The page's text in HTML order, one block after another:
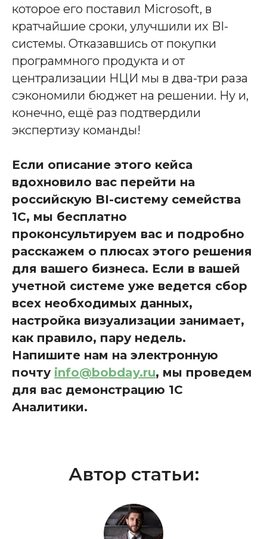
которое его поставил Microsoft, в
кратчайшие сроки, улучшили их BI-
системы. Отказавшись от покупки
программного продукта и от
централизации НЦИ мы в два-три раза
сэкономили бюджет на решении. Ну и,
конечно, ещё раз подтвердили
экспертизу команды!
Если описание этого кейса
вдохновило вас перейти на
российскую BI-систему семейства
1С, мы бесплатно
проконсультируем вас и подробно
расскажем о плюсах этого решения
для вашего бизнеса. Если в вашей
учетной системе уже ведется сбор
всех необходимых данных,
настройка визуализации занимает,
как правило, пару недель.
Напишите нам на электронную
почту info@bobday.ru, мы проведем
для вас демонстрацию 1С
Аналитики.
Автор статьи: